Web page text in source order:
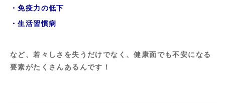
・免疫力の低下
・生活習慣病
など、若々しさを失うだけでなく、健康面でも不安になる
要素がたくさんあるんです！